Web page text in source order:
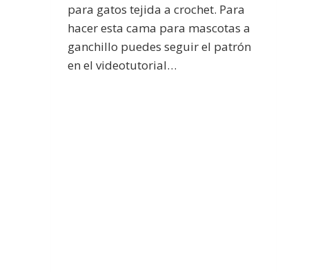
para gatos tejida a crochet. Para
hacer esta cama para mascotas a
ganchillo puedes seguir el patrón
en el videotutorial…